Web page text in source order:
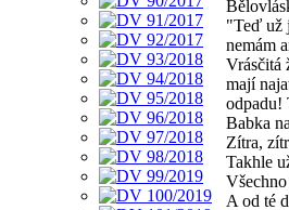
"Teď už
nemám
Vrásčitá
mají
odpadu!
Babka
Zítra,
Takhle
A od té